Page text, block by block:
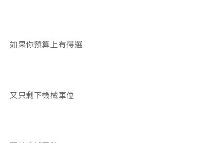
如果你預算上有得選
又只剩下機械車位